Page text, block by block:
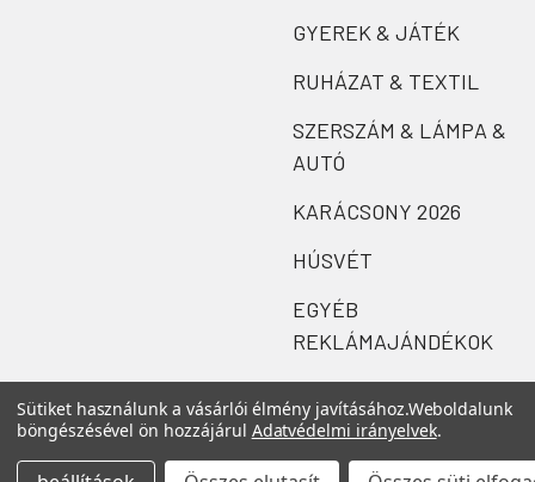
GYEREK & JÁTÉK
RUHÁZAT & TEXTIL
SZERSZÁM & LÁMPA &
AUTÓ
KARÁCSONY 2026
HÚSVÉT
EGYÉB
REKLÁMAJÁNDÉKOK
Sütiket használunk a vásárlói élmény javításához.Weboldalunk
böngészésével ön hozzájárul Adatvédelmi irányelvek.